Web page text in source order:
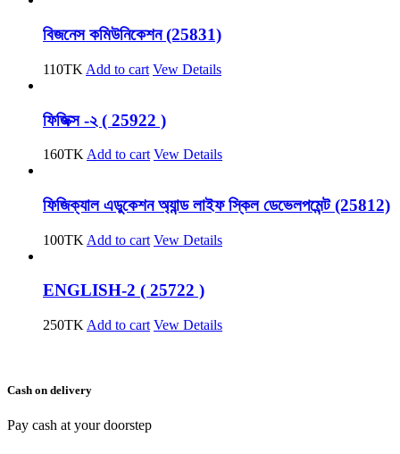
বিজনেস কমিউনিকেশন (25831)
110TK Add to cart Vew Details
ফিজিক্স -২ ( 25922 )
160TK Add to cart Vew Details
ফিজিক্যাল এডুকেশন অ্যান্ড লাইফ স্কিল ডেভেলপমেন্ট (25812)
100TK Add to cart Vew Details
ENGLISH-2 ( 25722 )
250TK Add to cart Vew Details
Cash on delivery
Pay cash at your doorstep